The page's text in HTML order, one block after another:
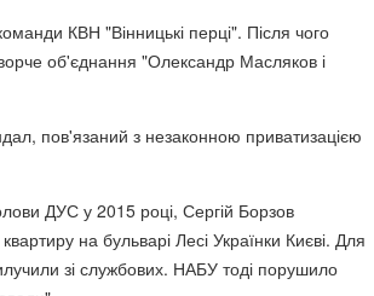
КВН "Вінницькі перці". Після чого
об'єднання "Олександр Масляков і
пов'язаний з незаконною приватизацією
ДУС у 2015 році, Сергій Борзов
на бульварі Лесі Українки Києві. Для
зі службових. НАБУ тоді порушило